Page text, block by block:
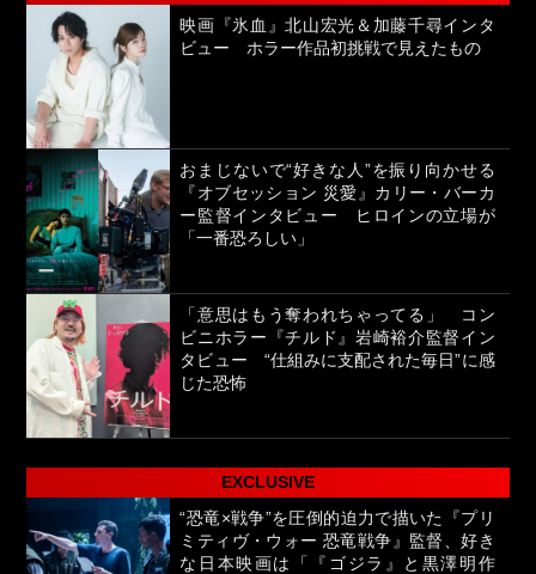
映画『氷血』北山宏光＆加藤千尋インタ
ビュー ホラー作品初挑戦で見えたもの
おまじないで“好きな人”を振り向かせる
『オブセッション 災愛』カリー・バーカ
ー監督インタビュー ヒロインの立場が
「一番恐ろしい」
「意思はもう奪われちゃってる」 コン
ビニホラー『チルド』岩崎裕介監督イン
タビュー “仕組みに支配された毎日”に感
じた恐怖
EXCLUSIVE
“恐竜×戦争”を圧倒的迫力で描いた『プリ
ミティヴ・ウォー 恐竜戦争』監督、好き
な日本映画は「『ゴジラ』と黒澤明作